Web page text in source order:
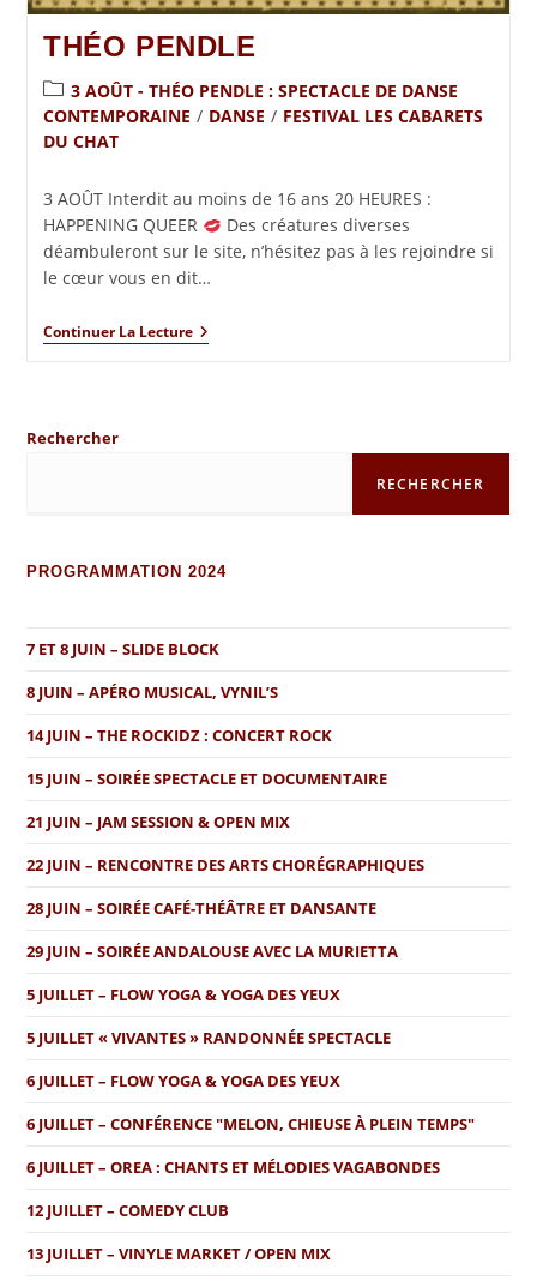
THÉO PENDLE
3 AOÛT - THÉO PENDLE : SPECTACLE DE DANSE
CONTEMPORAINE / DANSE / FESTIVAL LES CABARETS
DU CHAT
3 AOÛT Interdit au moins de 16 ans 20 HEURES :
HAPPENING QUEER
Des créatures diverses
déambuleront sur le site, n’hésitez pas à les rejoindre si
le cœur vous en dit…
Continuer La Lecture
Rechercher
RECHERCHER
PROGRAMMATION 2024
7 ET 8 JUIN – SLIDE BLOCK
8 JUIN – APÉRO MUSICAL, VYNIL’S
14 JUIN – THE ROCKIDZ : CONCERT ROCK
15 JUIN – SOIRÉE SPECTACLE ET DOCUMENTAIRE
21 JUIN – JAM SESSION & OPEN MIX
22 JUIN – RENCONTRE DES ARTS CHORÉGRAPHIQUES
28 JUIN – SOIRÉE CAFÉ-THÉÂTRE ET DANSANTE
29 JUIN – SOIRÉE ANDALOUSE AVEC LA MURIETTA
5 JUILLET – FLOW YOGA & YOGA DES YEUX
5 JUILLET « VIVANTES » RANDONNÉE SPECTACLE
6 JUILLET – FLOW YOGA & YOGA DES YEUX
6 JUILLET – CONFÉRENCE "MELON, CHIEUSE À PLEIN TEMPS"
6 JUILLET – OREA : CHANTS ET MÉLODIES VAGABONDES
12 JUILLET – COMEDY CLUB
13 JUILLET – VINYLE MARKET / OPEN MIX